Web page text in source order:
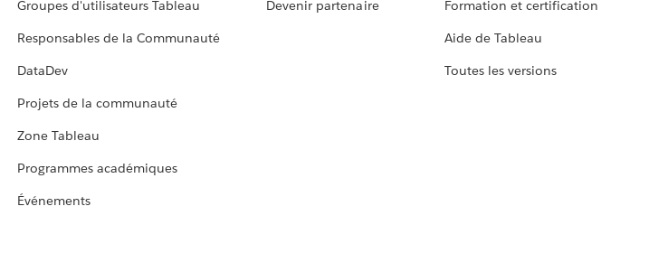
Groupes d'utilisateurs Tableau
Responsables de la Communauté
DataDev
Projets de la communauté
Zone Tableau
Programmes académiques
Événements
Devenir partenaire
Formation et certification
Aide de Tableau
Toutes les versions